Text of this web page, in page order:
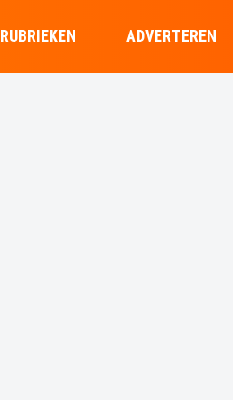
RUBRIEKEN ADVERTEREN